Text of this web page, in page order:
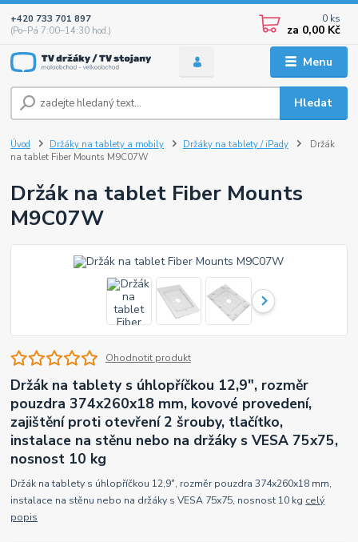
Menu
Hledat
+420 733 701 897
(Po–Pá 7:00–14:30 hod.)
0 ks
za 0,00 Kč
Úvod Držáky na tablety a mobily Držáky na tablety / iPady
Držák
na tablet Fiber Mounts M9C07W
Držák na tablet Fiber Mounts
M9C07W
Ohodnotit produkt
Držák na tablety s úhlopříčkou 12,9", rozměr
pouzdra 374x260x18 mm, kovové provedení,
zajištění proti otevření 2 šrouby, tlačítko,
instalace na stěnu nebo na držáky s VESA 75x75,
nosnost 10 kg
Držák na tablety s úhlopříčkou 12,9", rozměr pouzdra 374x260x18 mm,
instalace na stěnu nebo na držáky s VESA 75x75, nosnost 10 kg celý
popis